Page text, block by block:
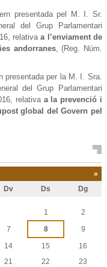
presentada pel M. I. Sr.
del Grup Parlamentari
relativaa l’enviament de
andorranes, (Reg. Núm.
presentada per la M. I. Sra.
del Grup Parlamentari
relativa ala prevenció i
global del Govern pel
»
Dv Ds Dg
1
2
7 8
9
14 15
16
21 22
23